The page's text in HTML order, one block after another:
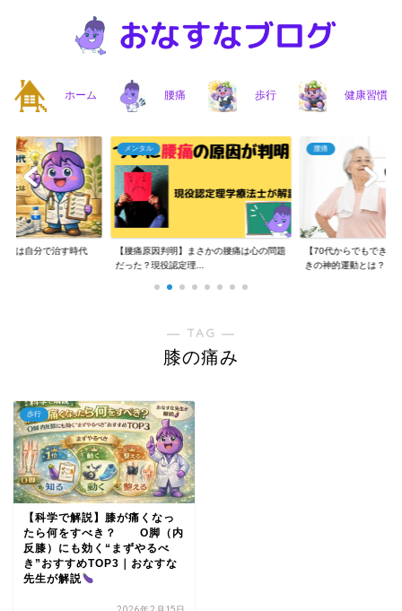
ホーム 腰痛 歩行 健康習慣
痛は自分で治す時代
メンタル
【腰痛原因判明】まさかの腰痛は心の問題
だった？現役認定理...
腰痛
【70代からでもできる
きの神的運動とは？...
― TAG ―
膝の痛み
歩行
【科学で解説】膝が痛くなっ
たら何をすべき？ O脚（内
反膝）にも効く“まずやるべ
き”おすすめTOP3｜おなすな
先生が解説